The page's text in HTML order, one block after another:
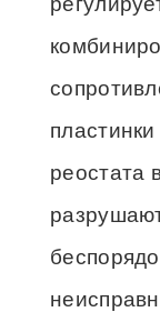
реостата